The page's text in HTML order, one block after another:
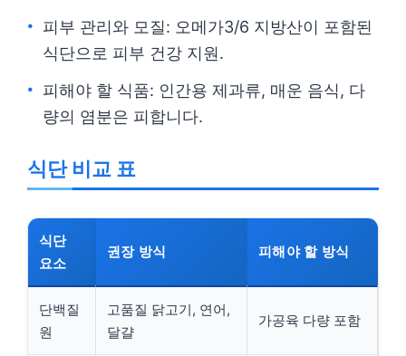
피부 관리와 모질: 오메가3/6 지방산이 포함된
식단으로 피부 건강 지원.
피해야 할 식품: 인간용 제과류, 매운 음식, 다
량의 염분은 피합니다.
식단 비교 표
식단
요소
권장 방식 피해야 할 방식
단백질
원
고품질 닭고기, 연어,
달걀
가공육 다량 포함